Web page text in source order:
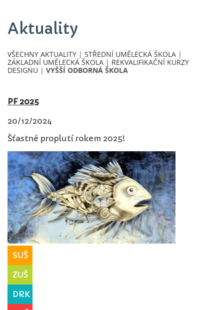
Aktuality
VŠECHNY AKTUALITY | STŘEDNÍ UMĚLECKÁ ŠKOLA |
ZÁKLADNÍ UMĚLECKÁ ŠKOLA | REKVALIFIKAČNÍ KURZY
DESIGNU | VYŠŠÍ ODBORNÁ ŠKOLA
PF 2025
20/12/2024
Šťastné proplutí rokem 2025!
SUŠ
ZUŠ
DRK